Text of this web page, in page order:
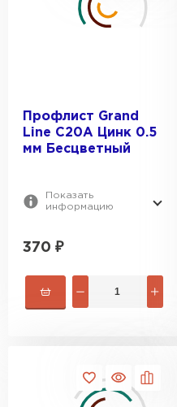
Профлист Grand
Line C20A Цинк 0.5
мм Бесцветный
Показать
информацию
370 ₽